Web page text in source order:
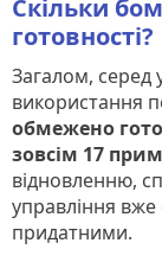
Скільки
готовності?
Загалом, серед
використання
обмежено
зовсім 17
відновленню,
управління
придатними.